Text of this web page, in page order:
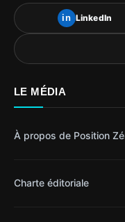
in LinkedIn
LE MÉDIA
À propos de Position
Charte éditoriale